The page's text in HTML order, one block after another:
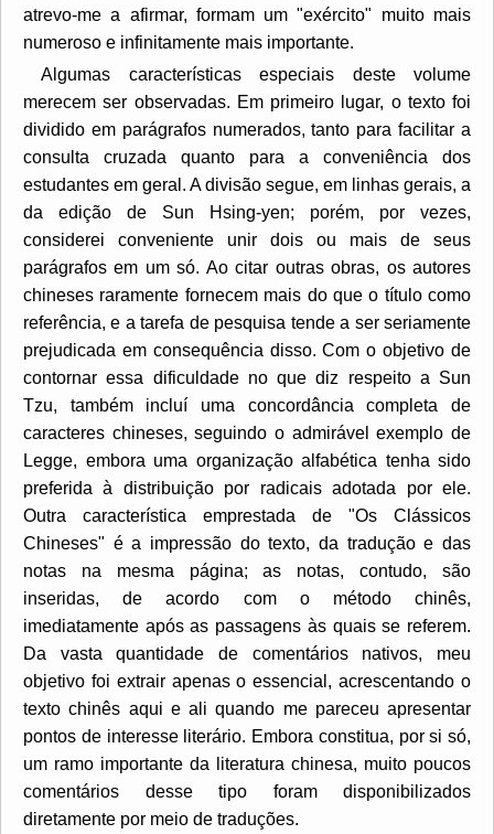
atrevo-me a afirmar, formam um "exército" muito mais
numeroso e infinitamente mais importante.
Algumas características especiais deste volume
merecem ser observadas. Em primeiro lugar, o texto foi
dividido em parágrafos numerados, tanto para facilitar a
consulta cruzada quanto para a conveniência dos
estudantes em geral. A divisão segue, em linhas gerais, a
da edição de Sun Hsing-yen; porém, por vezes,
considerei conveniente unir dois ou mais de seus
parágrafos em um só. Ao citar outras obras, os autores
chineses raramente fornecem mais do que o título como
referência, e a tarefa de pesquisa tende a ser seriamente
prejudicada em consequência disso. Com o objetivo de
contornar essa dificuldade no que diz respeito a Sun
Tzu, também incluí uma concordância completa de
caracteres chineses, seguindo o admirável exemplo de
Legge, embora uma organização alfabética tenha sido
preferida à distribuição por radicais adotada por ele.
Outra característica emprestada de "Os Clássicos
Chineses" é a impressão do texto, da tradução e das
notas na mesma página; as notas, contudo, são
inseridas, de acordo com o método chinês,
imediatamente após as passagens às quais se referem.
Da vasta quantidade de comentários nativos, meu
objetivo foi extrair apenas o essencial, acrescentando o
texto chinês aqui e ali quando me pareceu apresentar
pontos de interesse literário. Embora constitua, por si só,
um ramo importante da literatura chinesa, muito poucos
comentários desse tipo foram disponibilizados
diretamente por meio de traduções.